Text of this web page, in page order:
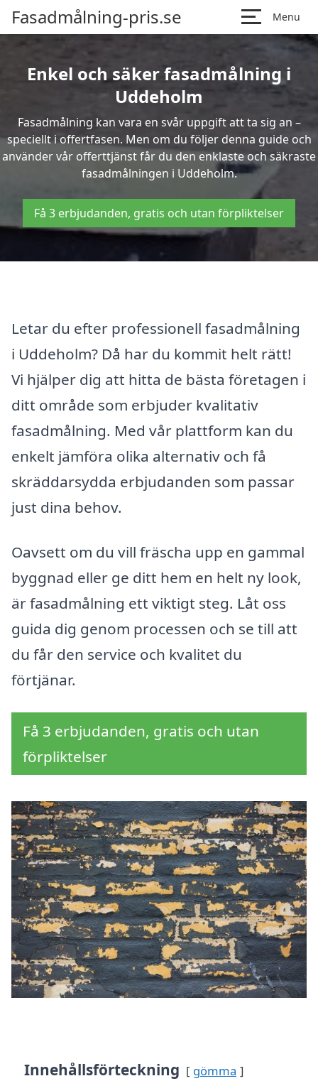
Fasadmålning-pris.se Menu
Enkel och säker fasadmålning i
Uddeholm
Fasadmålning kan vara en svår uppgift att ta sig an –
speciellt i offertfasen. Men om du följer denna guide och
använder vår offerttjänst får du den enklaste och säkraste
fasadmålningen i Uddeholm.
Få 3 erbjudanden, gratis och utan förpliktelser
Letar du efter professionell fasadmålning
i Uddeholm? Då har du kommit helt rätt!
Vi hjälper dig att hitta de bästa företagen i
ditt område som erbjuder kvalitativ
fasadmålning. Med vår plattform kan du
enkelt jämföra olika alternativ och få
skräddarsydda erbjudanden som passar
just dina behov.
Oavsett om du vill fräscha upp en gammal
byggnad eller ge ditt hem en helt ny look,
är fasadmålning ett viktigt steg. Låt oss
guida dig genom processen och se till att
du får den service och kvalitet du
förtjänar.
Få 3 erbjudanden, gratis och utan
förpliktelser
Innehållsförteckning gömma